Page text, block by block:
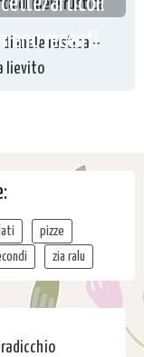
recenti
di mele rustica –
lievito
pizze
zia ralu
radicchio